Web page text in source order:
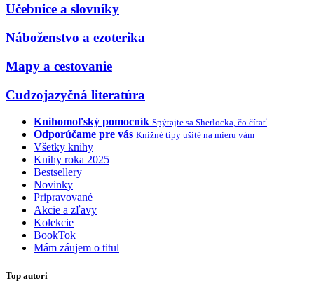
Učebnice a slovníky
Náboženstvo a ezoterika
Mapy a cestovanie
Cudzojazyčná literatúra
Knihomoľský pomocník Spýtajte sa Sherlocka, čo čítať
Odporúčame pre vás Knižné tipy ušité na mieru vám
Všetky knihy
Knihy roka 2025
Bestsellery
Novinky
Pripravované
Akcie a zľavy
Kolekcie
BookTok
Mám záujem o titul
Top autori